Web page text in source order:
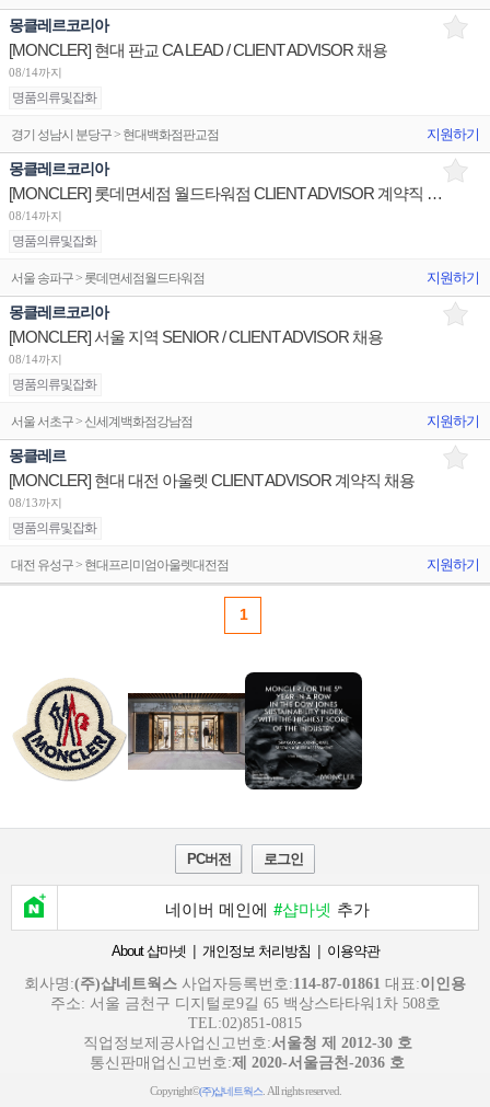
몽클레르코리아
[MONCLER] 현대 판교 CA LEAD / CLIENT ADVISOR 채용
08/14까지
명품의류및잡화
경기 성남시 분당구 > 현대백화점판교점 지원하기
몽클레르코리아
[MONCLER] 롯데면세점 월드타워점 CLIENT ADVISOR 계약직 채용
08/14까지
명품의류및잡화
서울 송파구 > 롯데면세점월드타워점 지원하기
몽클레르코리아
[MONCLER] 서울 지역 SENIOR / CLIENT ADVISOR 채용
08/14까지
명품의류및잡화
서울 서초구 > 신세계백화점강남점 지원하기
몽클레르
[MONCLER] 현대 대전 아울렛 CLIENT ADVISOR 계약직 채용
08/13까지
명품의류및잡화
대전 유성구 > 현대프리미엄아울렛대전점 지원하기
1
PC버전 로그인
네이버 메인에 #샵마넷 추가
About 샵마넷 | 개인정보 처리방침 | 이용약관
회사명:(주)샵네트웍스 사업자등록번호:114-87-01861 대표:이인용
주소: 서울 금천구 디지털로9길 65 백상스타타워1차 508호
TEL:02)851-0815
직업정보제공사업신고번호:서울청 제 2012-30 호
통신판매업신고번호:제 2020-서울금천-2036 호
Copyright©(주)샵네트웍스. All rights reserved.